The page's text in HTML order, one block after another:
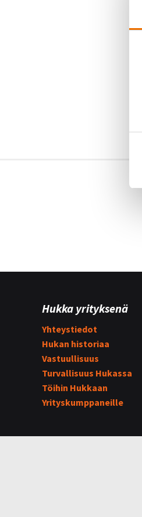
Hukka yrityksenä
Yhteystiedot
Hukan historiaa
Vastuullisuus
Turvallisuus Hukassa
Töihin Hukkaan
Yrityskumppaneille